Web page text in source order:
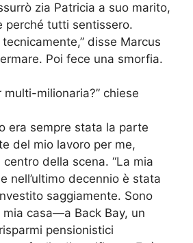
zia Patricia a suo marito,
perché tutti sentissero.
disse Marcus
Poi fece una smorfia.
multi-milionaria?” chiese
era sempre stata la parte
del mio lavoro per me,
della scena. “La mia
nell’ultimo decennio è stata
saggiamente. Sono
casa—a Back Bay, un
pensionistici